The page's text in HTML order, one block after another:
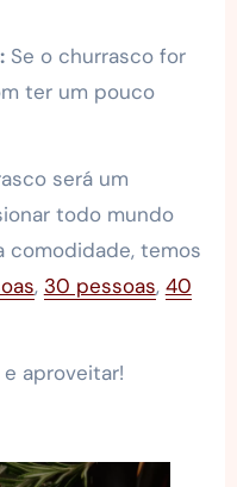
Se o churrasco for
ter um pouco
será um
todo mundo
comodidade, temos
, 30 pessoas, 40
aproveitar!